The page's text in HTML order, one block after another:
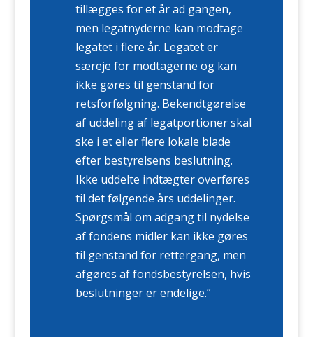
tillægges for et år ad gangen,
men legatnyderne kan modtage
legatet i flere år. Legatet er
særeje for modtagerne og kan
ikke gøres til genstand for
retsforfølgning. Bekendtgørelse
af uddeling af legatportioner skal
ske i et eller flere lokale blade
efter bestyrelsens beslutning.
Ikke uddelte indtægter overføres
til det følgende års uddelinger.
Spørgsmål om adgang til nydelse
af fondens midler kan ikke gøres
til genstand for rettergang, men
afgøres af fondsbestyrelsen, hvis
beslutninger er endelige.”